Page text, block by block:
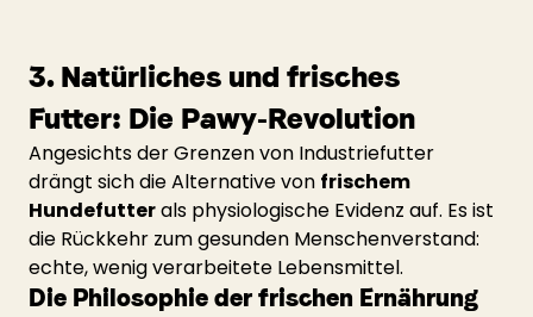
3. Natürliches und frisches
Futter: Die Pawy-Revolution
Angesichts der Grenzen von Industriefutter
drängt sich die Alternative von frischem
Hundefutter als physiologische Evidenz auf. Es ist
die Rückkehr zum gesunden Menschenverstand:
echte, wenig verarbeitete Lebensmittel.
Die Philosophie der frischen Ernährung